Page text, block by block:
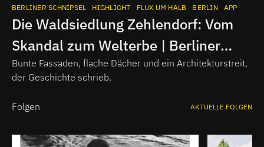
BERLINER SCHNIPSEL HIGHLIGHT FLUX UM HALB BERLIN APP
Die Waldsiedlung Zehlendorf: Vom
Skandal zum Welterbe | Berliner
Schnipsel
Bunte Fassaden, flache Dächer und ein Architekturstreit,
der Geschichte schrieb.
Folgen AKTUELLE FOLGEN